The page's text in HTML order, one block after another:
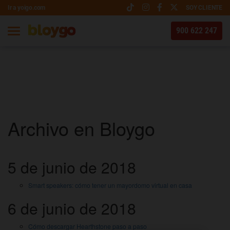
Ir a yoigo.com SOY CLIENTE
900 622 247
Archivo en Bloygo
5 de junio de 2018
Smart speakers: cómo tener un mayordomo virtual en casa
6 de junio de 2018
Cómo descargar Hearthstone paso a paso